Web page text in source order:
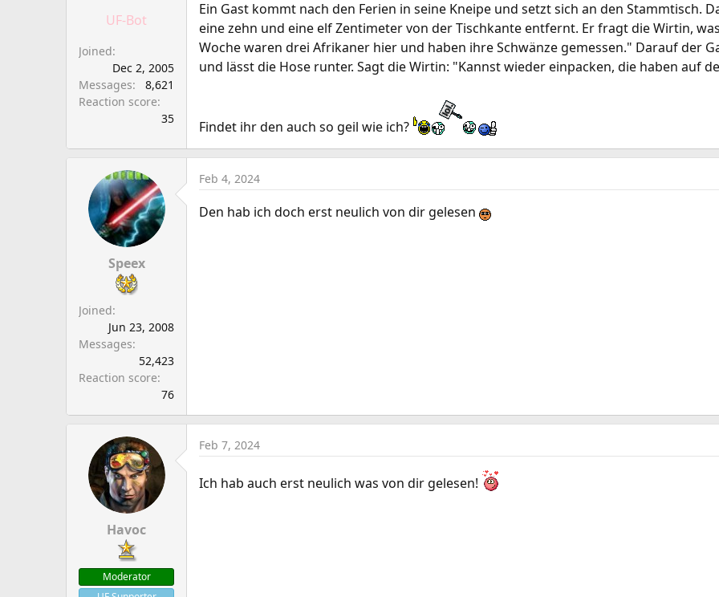
e
UF-Bot
Joined
Dec 2, 2005
Messages
8,621
Reaction score
35
Ein Gast kommt nach den Ferien in seine Kneipe und setzt sich an den Stammtisch.
eine zehn und eine elf Zentimeter von der Tischkante entfernt. Er fragt die Wirtin,
Woche waren drei Afrikaner hier und haben ihre Schwänze gemessen." Darauf der
und lässt die Hose runter. Sagt die Wirtin: "Kannst wieder einpacken, die haben auf
Findet ihr den auch so geil wie ich?
Speex
Joined
Jun 23, 2008
Messages
52,423
Reaction score
76
Feb 4, 2024
Den hab ich doch erst neulich von dir gelesen
Havoc
Moderator
Feb 7, 2024
Ich hab auch erst neulich was von dir gelesen!